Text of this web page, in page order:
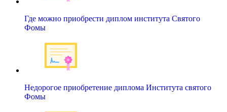
Где можно приобрести диплом института Святого
Фомы
Недорогое приобретение диплома Института святого
Фомы